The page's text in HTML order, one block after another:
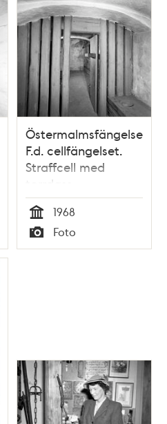
Östermalmsfängelset.
F.d. cellfängelset.
Straffcell med
torrdass
Tid
1968
Typ
Foto